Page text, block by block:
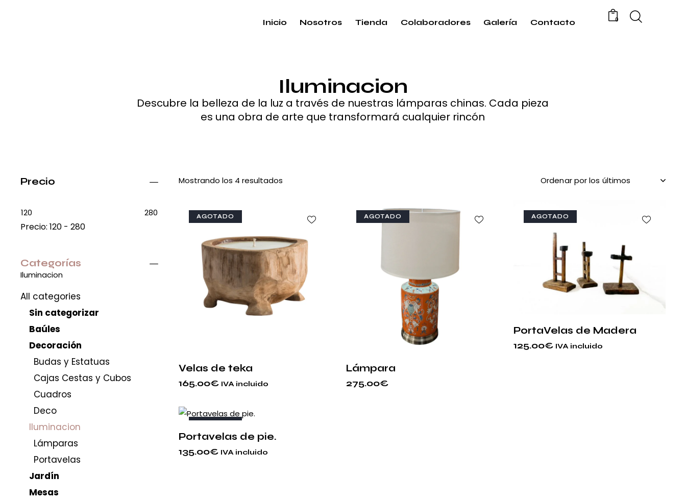
Inicio Nosotros Tienda Colaboradores Galería Contacto 0
Iluminacion
Descubre la belleza de la luz a través de nuestras lámparas chinas. Cada pieza
es una obra de arte que transformará cualquier rincón
Mostrando los 4 resultados
AGOTADO
Velas de teka
165.00€ IVA incluido
AGOTADO
Lámpara
275.00€
AGOTADO
PortaVelas de Madera
125.00€ IVA incluido
Portavelas de pie.
135.00€ IVA incluido
Precio
120 280
Precio: 120 - 280
Categorías
Iluminacion
All categories
Sin categorizar
Baúles
Decoración
Budas y Estatuas
Cajas Cestas y Cubos
Cuadros
Deco
Iluminacion
Lámparas
Portavelas
Jardín
Mesas